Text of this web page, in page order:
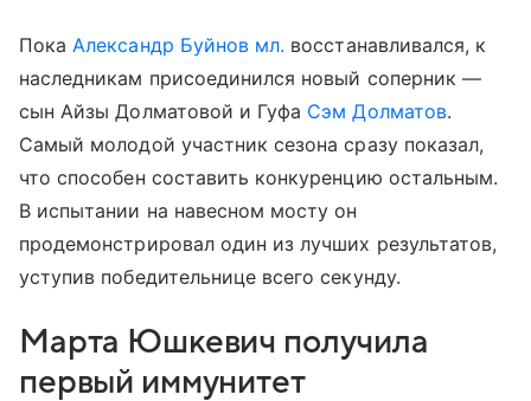
Пока Александр Буйнов мл. восстанавливался, к
наследникам присоединился новый соперник —
сын Айзы Долматовой и Гуфа Сэм Долматов.
Самый молодой участник сезона сразу показал,
что способен составить конкуренцию остальным.
В испытании на навесном мосту он
продемонстрировал один из лучших результатов,
уступив победительнице всего секунду.
Марта Юшкевич получила
первый иммунитет